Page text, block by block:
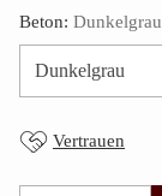
Beton: Dunkelgrau
Vertrauen